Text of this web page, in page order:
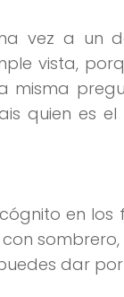
vez a un
vista,
misma
quien es
en los
dar